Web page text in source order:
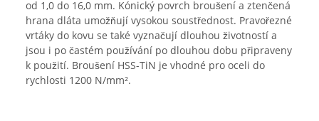
od 1,0 do 16,0 mm. Kónický povrch broušení a ztenčená
hrana dláta umožňují vysokou soustřednost. Pravořezné
vrtáky do kovu se také vyznačují dlouhou životností a
jsou i po častém používání po dlouhou dobu připraveny
k použití. Broušení HSS-TiN je vhodné pro oceli do
rychlosti 1200 N/mm².